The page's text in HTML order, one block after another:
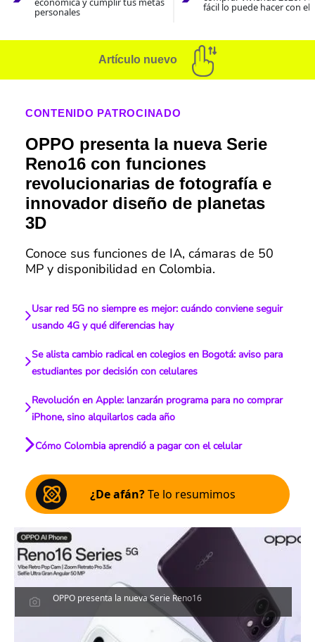
personales fácil lo puede hacer con el
Artículo nuevo
CONTENIDO PATROCINADO
OPPO presenta la nueva Serie
Reno16 con funciones
revolucionarias de fotografía e
innovador diseño de planetas
3D
Conoce sus funciones de IA, cámaras de 50
MP y disponibilidad en Colombia.
Usar red 5G no siempre es mejor: cuándo conviene seguir
usando 4G y qué diferencias hay
Se alista cambio radical en colegios en Bogotá: aviso para
estudiantes por decisión con celulares
Revolución en Apple: lanzarán programa para no comprar
iPhone, sino alquilarlos cada año
Cómo Colombia aprendió a pagar con el celular
¿De afán?Te lo resumimos
OPPO presenta la nueva Serie Reno16